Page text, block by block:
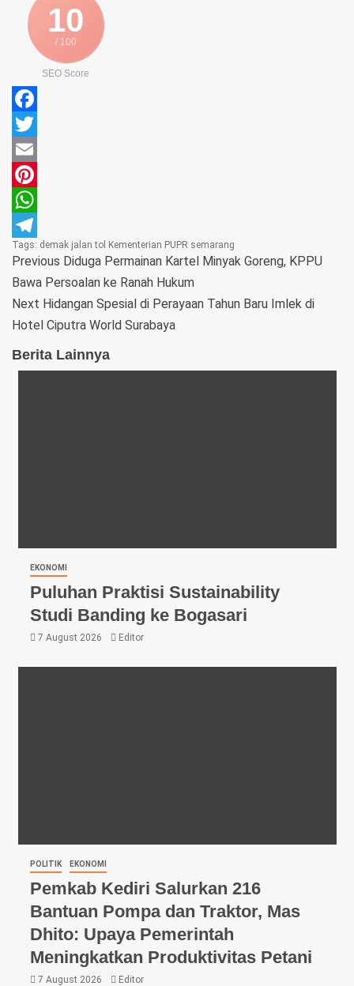
10
/ 100
SEO Score
Facebook
Twitter
Email
Pinterest
WhatsApp
Telegram
Tags: demak jalan tol Kementerian PUPR semarang
Previous Diduga Permainan Kartel Minyak Goreng, KPPU
Bawa Persoalan ke Ranah Hukum
Next Hidangan Spesial di Perayaan Tahun Baru Imlek di
Hotel Ciputra World Surabaya
Berita Lainnya
EKONOMI
Puluhan Praktisi Sustainability
Studi Banding ke Bogasari
7 August 2026 Editor
POLITIK EKONOMI
Pemkab Kediri Salurkan 216
Bantuan Pompa dan Traktor, Mas
Dhito: Upaya Pemerintah
Meningkatkan Produktivitas Petani
7 August 2026 Editor